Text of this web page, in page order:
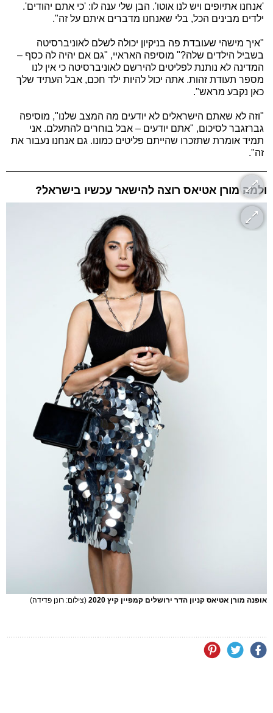
'אנחנו אתיופים ויש לנו אוטו'. הבן שלי ענה לו: 'כי אתם יהודים'.
ילדים מבינים הכל, בלי שאנחנו מדברים איתם על זה".
"איך מישהי שעובדת פה בניקיון יכולה לשלם לאוניברסיטה
בשביל הילדים שלה?" מוסיפה האראיי, "גם אם יהיה לה כסף –
המדינה לא נותנת לפליטים להירשם לאוניברסיטה כי אין לנו
מספר תעודת זהות. אתה יכול להיות ילד חכם, אבל העתיד שלך
כאן נקבע מראש".
"וזה לא שאתם הישראלים לא יודעים מה המצב שלנו", מוסיפה
גברזגבר לסיכום, "אתם יודעים – אבל בוחרים להתעלם. אני
תמיד אומרת שתזכרו שהייתם פליטים כמונו. גם אנחנו נעבור את
זה".
ולמה מורן אטיאס רוצה להישאר עכשיו בישראל?
אופנה מורן אטיאס קניון הדר ירושלים קמפיין קיץ 2020 (צילום: רונן פדידה)